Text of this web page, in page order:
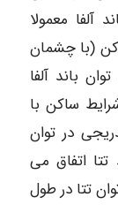
آلفا معمولا
(با چشمان
باند آلفا
ساکن با
در توان
تتا اتفاق می
تتا در طول